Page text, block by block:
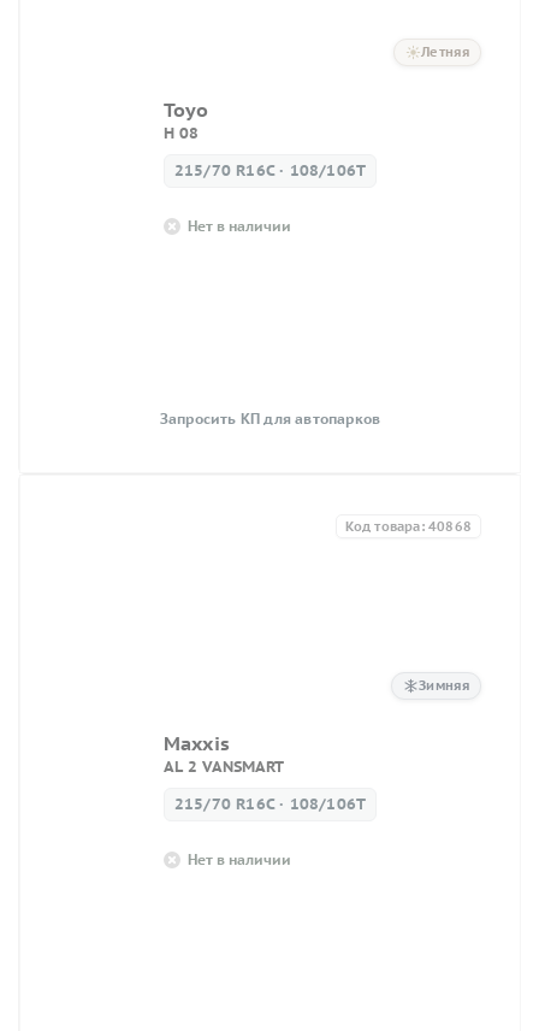
Летняя
Toyo
H 08
215/70 R16C · 108/106T
Нет в наличии
Запросить КП для автопарков
Зимняя
Код товара: 40868
Maxxis
AL 2 VANSMART
215/70 R16C · 108/106T
Нет в наличии